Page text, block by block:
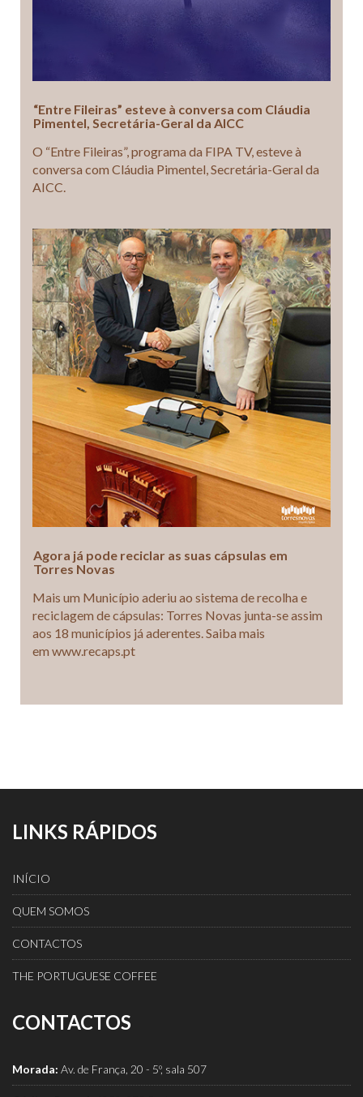
“Entre Fileiras” esteve à conversa com Cláudia
Pimentel, Secretária-Geral da AICC
O “Entre Fileiras”, programa da FIPA TV, esteve à
conversa com Cláudia Pimentel, Secretária-Geral da
AICC.
Agora já pode reciclar as suas cápsulas em
Torres Novas
Mais um Município aderiu ao sistema de recolha e
reciclagem de cápsulas: Torres Novas junta-se assim
aos 18 municípios já aderentes. Saiba mais
em www.recaps.pt
LINKS RÁPIDOS
INÍCIO
QUEM SOMOS
CONTACTOS
THE PORTUGUESE COFFEE
CONTACTOS
Morada: Av. de França, 20 - 5º, sala 507